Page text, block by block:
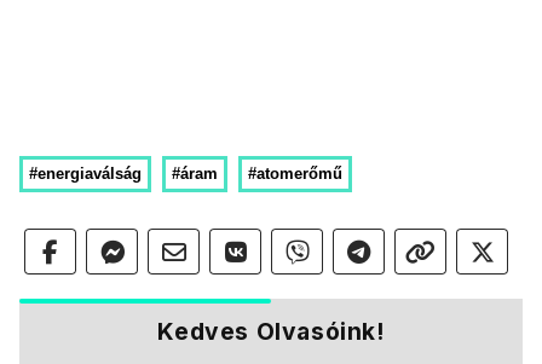
#energiaválság #áram #atomerőmű
Kedves Olvasóink!